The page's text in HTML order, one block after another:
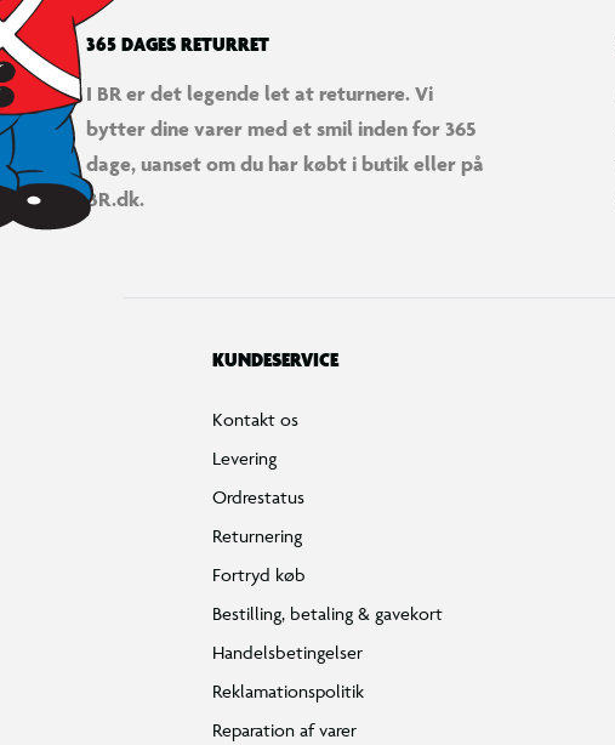
365 DAGES RETURRET
I BR er det legende let at returnere. Vi
bytter dine varer med et smil inden for 365
dage, uanset om du har købt i butik eller på
BR.dk.
KUNDESERVICE
Kontakt os
Levering
Ordrestatus
Returnering
Fortryd køb
Bestilling, betaling & gavekort
Handelsbetingelser
Reklamationspolitik
Reparation af varer